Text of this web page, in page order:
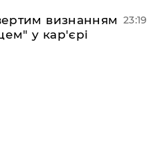
визнанням
у кар'єрі
23:19